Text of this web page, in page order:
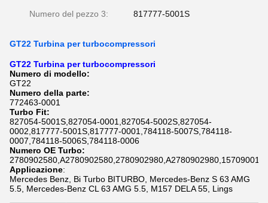
Numero del pezzo 3: 817777-5001S
GT22 Turbina per turbocompressori
GT22 Turbina per turbocompressori
Numero di modello:
GT22
Numero della parte:
772463-0001
Turbo Fit:
827054-5001S,827054-0001,827054-5002S,827054-
0002,817777-5001S,817777-0001,784118-5007S,784118-
0007,784118-5006S,784118-0006
Numero OE Turbo:
Applicazione:
Mercedes Benz, Bi Turbo BITURBO, Mercedes-Benz S 63 AMG
5.5, Mercedes-Benz CL 63 AMG 5.5, M157 DELA 55, Lings